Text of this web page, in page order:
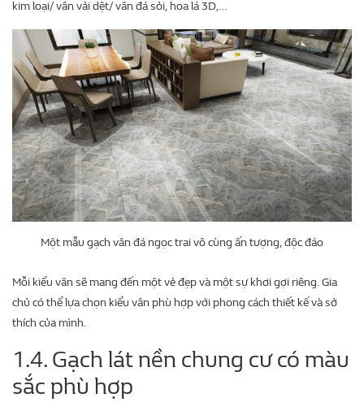
kim loại/ vân vải dệt/ vân đá sỏi, hoa lá 3D,…
Một mẫu gạch vân đá ngọc trai vô cùng ấn tượng, độc đáo
Mỗi kiểu vân sẽ mang đến một vẻ đẹp và một sự khơi gợi riêng. Gia
chủ có thể lựa chọn kiểu vân phù hợp với phong cách thiết kế và sở
thích của mình.
1.4. Gạch lát nền chung cư có màu
sắc phù hợp